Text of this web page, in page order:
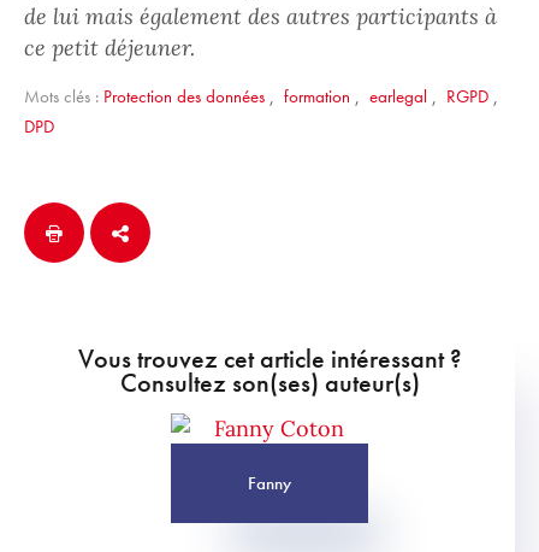
de lui mais également des autres participants à
ce petit déjeuner.
Mots clés : Protection des données , formation , earlegal , RGPD ,
DPD
Vous trouvez cet article intéressant ?
Consultez son(ses) auteur(s)
Fanny